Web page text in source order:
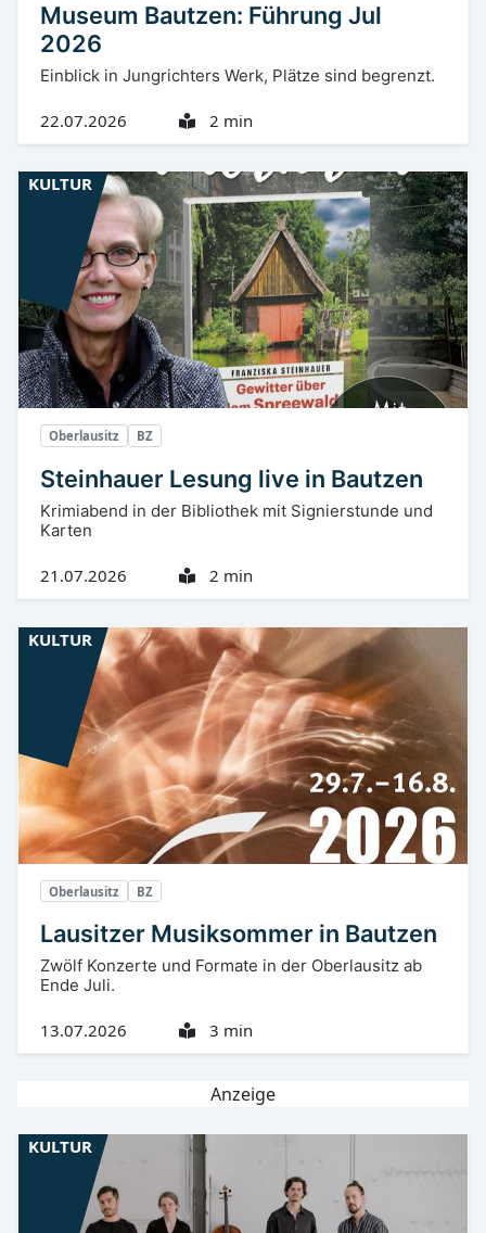
Anzeige
Museum Bautzen: Führung Jul
2026
Einblick in Jungrichters Werk, Plätze sind begrenzt.
22.07.2026 2 min
Oberlausitz BZ
Steinhauer Lesung live in Bautzen
Krimiabend in der Bibliothek mit Signierstunde und
Karten
21.07.2026 2 min
KULTUR
Oberlausitz BZ
Lausitzer Musiksommer in Bautzen
Zwölf Konzerte und Formate in der Oberlausitz ab
Ende Juli.
13.07.2026 3 min
KULTUR
KULTUR